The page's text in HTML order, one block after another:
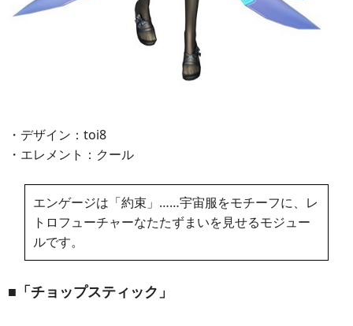
・デザイン：toi8
・エレメント：クール
エンゲージは「約束」……宇宙服をモチーフに、レ
トロフューチャーなたたずまいを見せるモジュー
ルです。
■「チョップスティック」